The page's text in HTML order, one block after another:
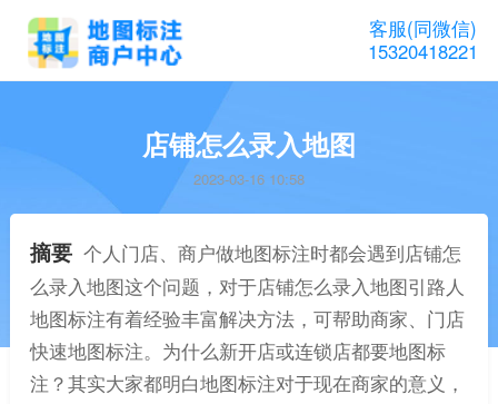
客服(同微信)
15320418221
店铺怎么录入地图
2023-03-16 10:58
摘要 个人门店、商户做地图标注时都会遇到店铺怎
么录入地图这个问题，对于店铺怎么录入地图引路人
地图标注有着经验丰富解决方法，可帮助商家、门店
快速地图标注。为什么新开店或连锁店都要地图标
注？其实大家都明白地图标注对于现在商家的意义，